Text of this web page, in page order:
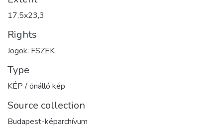
17,5x23,3
Rights
Jogok: FSZEK
Type
KÉP / önálló kép
Source collection
Budapest-képarchívum